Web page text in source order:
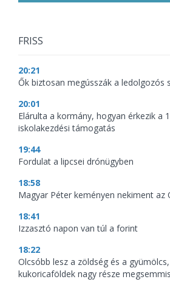
FRISS
20:21
Ők biztosan megússzák a ledolgozós
20:01
Elárulta a kormány, hogyan érkezik a
iskolakezdési támogatás
19:44
Fordulat a lipcsei drónügyben
18:58
Magyar Péter keményen nekiment az
18:41
Izzasztó napon van túl a forint
18:22
Olcsóbb lesz a zöldség és a
kukoricaföldek nagy része